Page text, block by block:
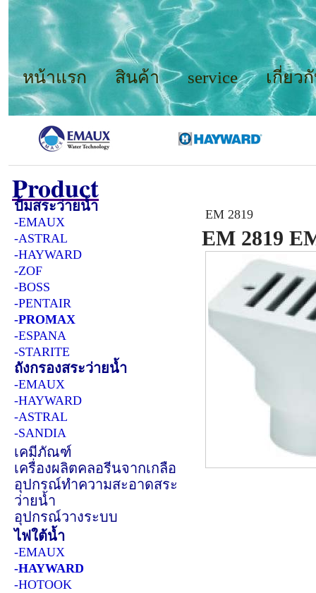
หน้าแรก สินค้า service เกี่ยว
Product
ปั้มสระว่ายน้ำ
-EMAUX
-ASTRAL
-HAYWARD
-ZOF
-BOSS
-PENTAIR
-PROMAX
-ESPANA
-STARITE
ถังกรองสระว่ายน้ำ
-EMAUX
-HAYWARD
-ASTRAL
-SANDIA
เคมีภัณฑ์
เครื่องผลิตคลอรีนจากเกลือ
อุปกรณ์ทำความสะอาดสระ
ว่ายน้ำ
อุปกรณ์วางระบบ
ไฟใต้น้ำ
-EMAUX
-HAYWARD
-HOTOOK
EM 2819
EM 2819